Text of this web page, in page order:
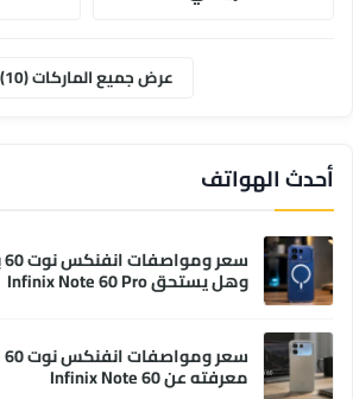
عرض جميع الماركات (10)
أحدث الهواتف
وهل يستحق Infinix Note 60 Pro
معرفته عن Infinix Note 60